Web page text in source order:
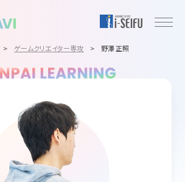
> ゲームクリエイター専攻 > 野澤 正照